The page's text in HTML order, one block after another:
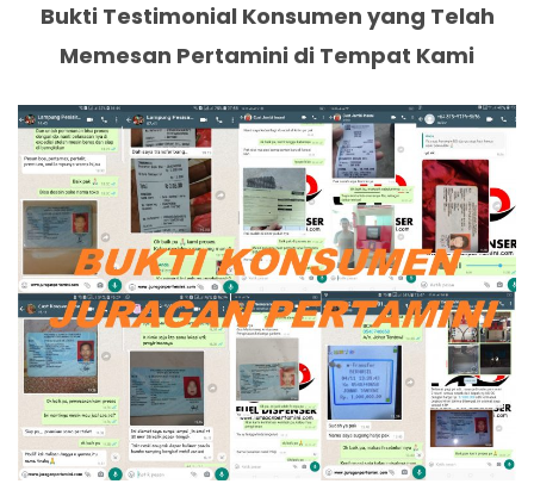
Bukti Testimonial Konsumen yang Telah
Memesan Pertamini di Tempat Kami